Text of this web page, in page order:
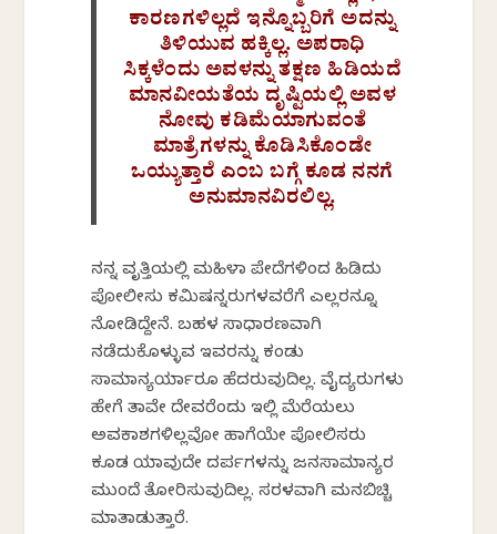
ಕಾರಣಗಳಿಲ್ಲದೆ ಇನ್ನೊಬ್ಬರಿಗೆ ಅದನ್ನು
ತಿಳಿಯುವ ಹಕ್ಕಿಲ್ಲ. ಅಪರಾಧಿ
ಸಿಕ್ಕಳೆಂದು ಅವಳನ್ನು ತಕ್ಷಣ ಹಿಡಿಯದೆ
ಮಾನವೀಯತೆಯ ದೃಷ್ಟಿಯಲ್ಲಿ ಅವಳ
ನೋವು ಕಡಿಮೆಯಾಗುವಂತೆ
ಮಾತ್ರೆಗಳನ್ನು ಕೊಡಿಸಿಕೊಂಡೇ
ಒಯ್ಯುತ್ತಾರೆ ಎಂಬ ಬಗ್ಗೆ ಕೂಡ ನನಗೆ
ಅನುಮಾನವಿರಲಿಲ್ಲ.
ನನ್ನ ವೃತ್ತಿಯಲ್ಲಿ ಮಹಿಳಾ ಪೇದೆಗಳಿಂದ ಹಿಡಿದು
ಪೋಲೀಸು ಕಮಿಷನ್ನರುಗಳವರೆಗೆ ಎಲ್ಲರನ್ನೂ
ನೋಡಿದ್ದೇನೆ. ಬಹಳ ಸಾಧಾರಣವಾಗಿ
ನಡೆದುಕೊಳ್ಳುವ ಇವರನ್ನು ಕಂಡು
ಸಾಮಾನ್ಯರ್ಯಾರೂ ಹೆದರುವುದಿಲ್ಲ. ವೈದ್ಯರುಗಳು
ಹೇಗೆ ತಾವೇ ದೇವರೆಂದು ಇಲ್ಲಿ ಮೆರೆಯಲು
ಅವಕಾಶಗಳಿಲ್ಲವೋ ಹಾಗೆಯೇ ಪೋಲಿಸರು
ಕೂಡ ಯಾವುದೇ ದರ್ಪಗಳನ್ನು ಜನಸಾಮಾನ್ಯರ
ಮುಂದೆ ತೋರಿಸುವುದಿಲ್ಲ. ಸರಳವಾಗಿ ಮನಬಿಚ್ಚಿ
ಮಾತಾಡುತ್ತಾರೆ.